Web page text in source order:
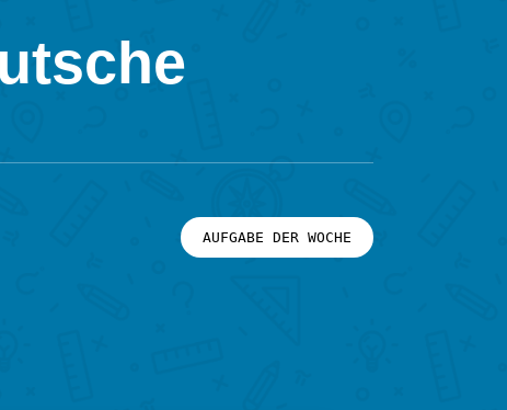
AUFGABE DER WOCHE